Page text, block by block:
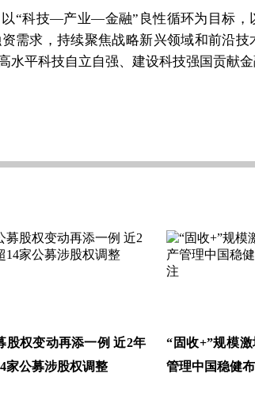
“科技—产业—金融”良性循环为目标，
需求，持续聚焦战略新兴领域和前沿技
水平科技自立自强、建设科技强国贡献金
股权变动再添一例 近2年
家公募涉股权调整
“固收+”规模
管理中国稳健